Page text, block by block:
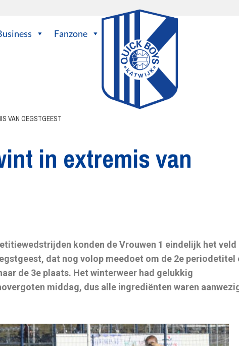
Fanzone
VAN OEGSTGEEST
in extremis van
konden de Vrouwen 1 eindelijk het veld
dat nog volop meedoet om de 2e periodetitel
de 3e plaats. Het winterweer had gelukkig
middag, dus alle ingrediënten waren